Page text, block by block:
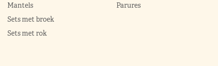
Mantels
Sets met broek
Sets met rok
Parures